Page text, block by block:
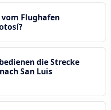
Flughafen
die Strecke
San Luis